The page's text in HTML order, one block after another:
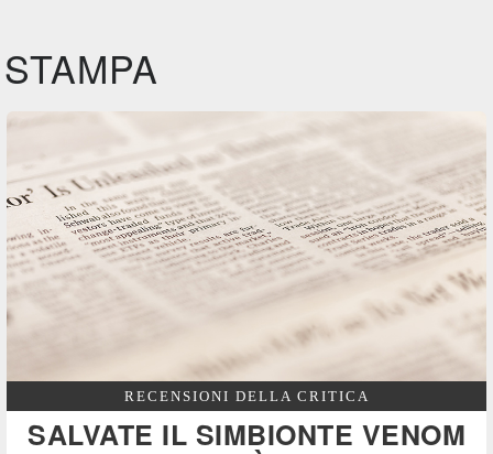
STAMPA
RECENSIONI DELLA CRITICA
SALVATE IL SIMBIONTE VENOM